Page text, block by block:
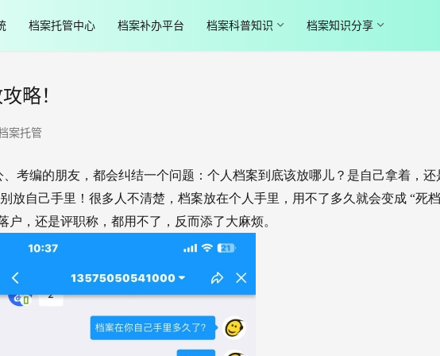
档案托管中心 档案补办平台 档案科普知识 档案知识分享
略！
案托管
考编的朋友，都会纠结一个问题：个人档案到底该放哪儿？是自己拿着，还
自己手里！很多人不清楚，档案放在个人手里，用不了多久就会变成 “死
，还是评职称，都用不了，反而添了大麻烦。